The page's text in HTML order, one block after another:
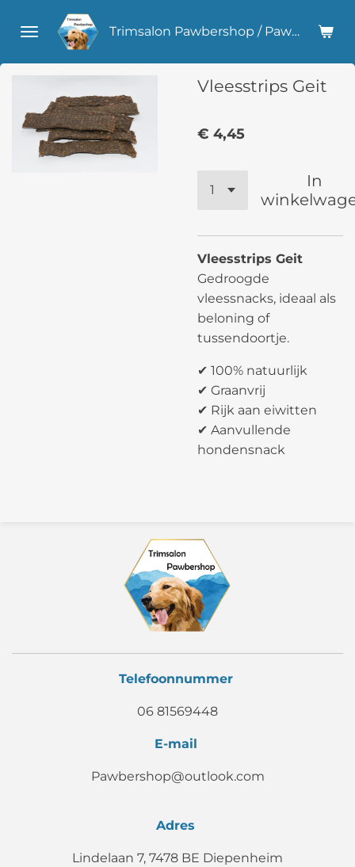
direct
hoofdinhoud
Trimsalon Pawbershop / Pawlicious Hondensnacks
Vleesstrips Geit
€ 4,45
In
Vleesstrips Geit
Gedroogde
vleessnacks, ideaal als
beloning of
tussendoortje.
✔ 100% natuurlijk
✔ Graanvrij
✔ Rijk aan eiwitten
✔ Aanvullende
hondensnack
Telefoonnummer
06 81569448
E-mail
Pawbershop@outlook.com
Adres
Lindelaan 7, 7478 BE Diepenheim